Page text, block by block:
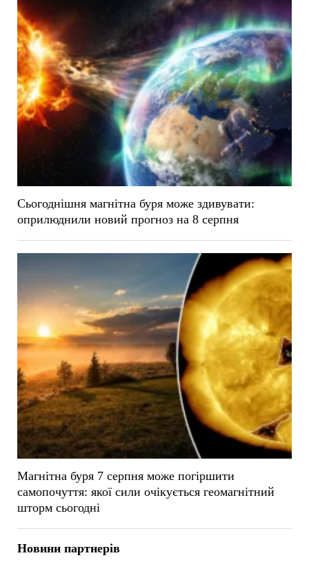
Сьогоднішня магнітна буря може здивувати:
оприлюднили новий прогноз на 8 серпня
Магнітна буря 7 серпня може погіршити
самопочуття: якої сили очікується геомагнітний
шторм сьогодні
Новини партнерів